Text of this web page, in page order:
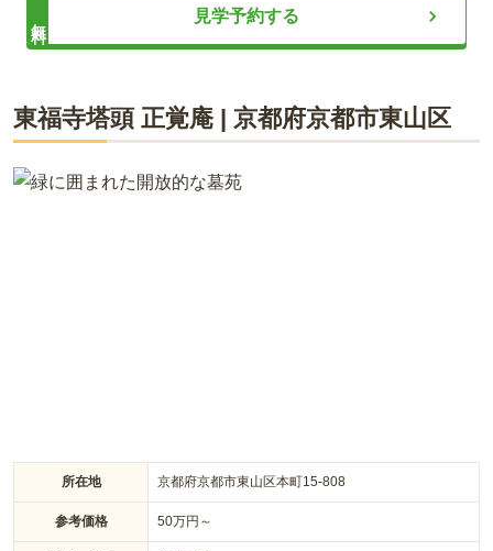
ライフドット編集部
ています。3路線3駅から徒歩圏内にあり、バス停も近く、大型
の駐車場が完備されているため、交通手段を選びません。樹木
葬は4タイプあり、大きくわけると合祀型、芝生型、プレート
型2種となり、それぞれ埋葬人数が異なります。他にはペット
車で行くと周辺道路がやや狭いので注意が必要。ただ駐車場
は余裕があるので安心。お墓のすぐ横に停めれるため便利
口コミをすべて見る（ 件）
見学予約する
東福寺塔頭 正覚庵 | 京都府京都市東山区
所在地 京都府京都市東山区本町15-808
参考価格 50万円～